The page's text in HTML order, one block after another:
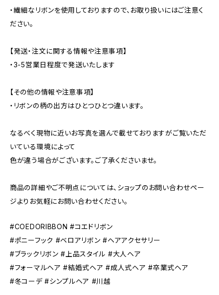
・繊細なリボンを使用しておりますので、お取り扱いにはご注意く
ださい。
【発送・注文に関する情報や注意事項】
・3-5営業日程度で発送いたします
【その他の情報や注意事項】
・リボンの柄の出方はひとつひとつ違います。
なるべく現物に近いお写真を選んで載せておりますがご覧いただ
いている環境によって
色が違う場合がございます。ご了承くださいませ。
商品の詳細やご不明点については、ショップのお問い合わせペー
ジよりお気軽にお問い合わせください。
#COEDORIBBON #コエドリボン
#ポニーフック #ベロアリボン #ヘアアクセサリー
#ブラックリボン #上品スタイル #大人ヘア
#フォーマルヘア #結婚式ヘア #成人式ヘア #卒業式ヘア
#冬コーデ #シンプルヘア #川越